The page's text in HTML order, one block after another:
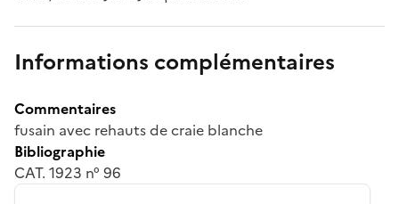
Informations complémentaires
Commentaires
fusain avec rehauts de craie blanche
Bibliographie
CAT. 1923 n° 96